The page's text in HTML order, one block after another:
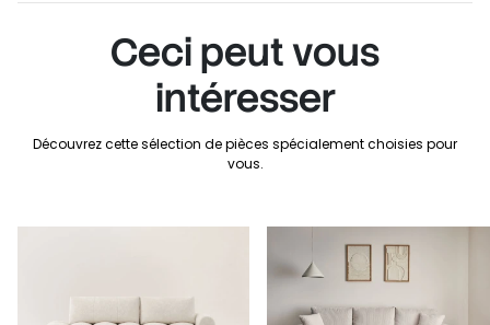
Ceci peut vous
intéresser
Découvrez cette sélection de pièces spécialement choisies pour
vous.